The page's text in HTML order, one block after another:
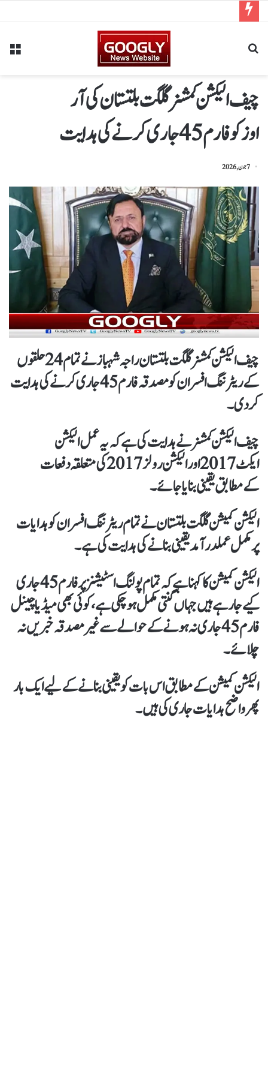
چیف الیکشن کمشنر گلگت بلتستان کی آر
اوزکوفارم 45 جاری کرنےکی ہدایت
7 جون, 2026
چیف الیکشن کمشنر گلگت بلتستان راجہ شہباز نے تمام 24 حلقوں
کے ریٹرننگ افسران کو مصدقہ فارم 45 جاری کرنےکی ہدایت
کردی۔
چیف الیکشن کمشنر نے ہدایت کی ہےکہ یہ عمل الیکشن
ایکٹ2017 اور الیکشن رولز2017 کی متعلقہ دفعات
کےمطابق یقینی بنایا جائے۔
الیکشن کمیشن گلگت بلتستان نے تمام ریٹرننگ افسران کو ہدایات
پر مکمل عملدرآمد یقینی بنانے کی ہدایت کی ہے۔
الیکشن کمیشن کا کہنا ہےکہ تمام پولنگ اسٹیشنز پر فارم 45 جاری
کیےجا رہے ہیں جہاں گنتی مکمل ہوچکی ہے، کوئی بھی میڈیاچینل
فارم 45 جاری نہ ہونے کے حوالے سے غیر مصدقہ خبریں نہ
چلائے۔
الیکشن کمیشن کے مطابق اس بات کویقینی بنانےکے لیے ایک بار
پھر واضح ہدایات جاری کی ہیں۔